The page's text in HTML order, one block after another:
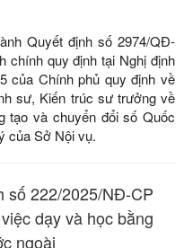
Quyết định số 2974/QĐ-
chính quy định tại Nghị định
của Chính phủ quy định về
sư, Kiến trúc sư trưởng về
tạo và chuyển đổi số Quốc
của Sở Nội vụ.
số 222/2025/NĐ-CP
dạy và học bằng
ngoài